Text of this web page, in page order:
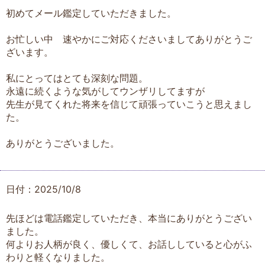
初めてメール鑑定していただきました。
お忙しい中 速やかにご対応くださいましてありがとうご
ざいます。
私にとってはとても深刻な問題。
永遠に続くような気がしてウンザリしてますが
先生が見てくれた将来を信じて頑張っていこうと思えまし
た。
ありがとうございました。
日付：2025/10/8
先ほどは電話鑑定していただき、本当にありがとうござい
ました。
何よりお人柄が良く、優しくて、お話ししていると心がふ
わりと軽くなりました。